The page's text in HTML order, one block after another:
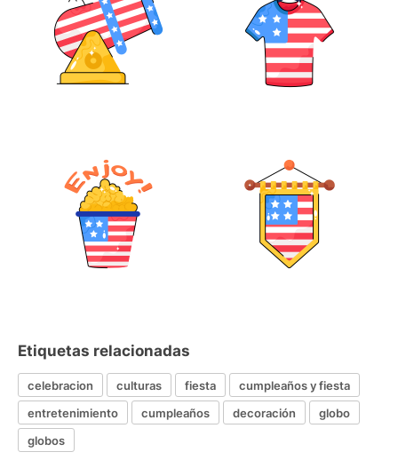
Etiquetas relacionadas
celebracion culturas fiesta
cumpleaños y fiesta
entretenimiento
cumpleaños decoración
globo
globos